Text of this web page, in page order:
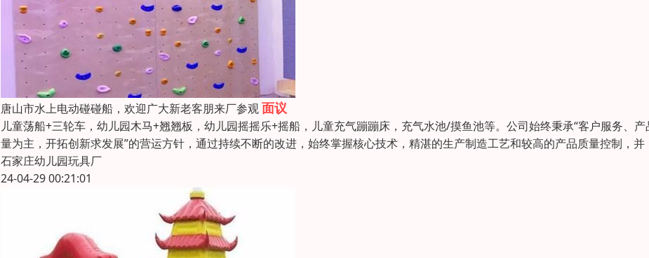
唐山市水上电动碰碰船，欢迎广大新老客朋来厂参观面议
儿童荡船+三轮车，幼儿园木马+翘翘板，幼儿园摇摇乐+摇船，儿童充气蹦蹦床，充气水池/摸鱼池等。公司始终秉承“客户服务、产
量为主，开拓创新求发展”的营运方针，通过持续不断的改进，始终掌握核心技术，精湛的生产制造工艺和较高的产品质量控制，并
石家庄幼儿园玩具厂
24-04-29 00:21:01